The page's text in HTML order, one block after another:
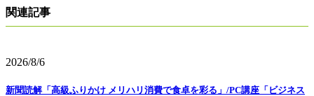
関連記事
2026/8/6
新聞読解「高級ふりかけ メリハリ消費で食卓を彩る」/PC講座「ビジネス